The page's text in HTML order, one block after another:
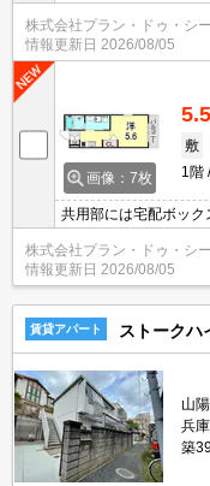
シューズボックス・
理がしやすく便利です
が、こちらのアパー
は駐輪場付きの物件で
株式会社プラン・ドゥ・シ
情報更新日 2026/08/05
画像：7枚
5.5
敷
1階
共用部には宅配ボック
帰宅する必要があり
が減るので防犯対策に
す。収納はシューズ
るので、衣類や日用
い賃貸物件です。
株式会社プラン・ドゥ・シ
情報更新日 2026/08/05
賃貸アパート ストークハ
山
兵
築